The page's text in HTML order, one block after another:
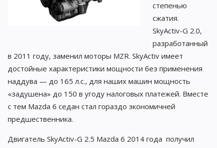
степенью
сжатия.
SkyActiv-G 2.0,
разработанный
в 2011 году, заменил моторы MZR. SkyActiv имеет
достойные характеристики мощности без применения
наддува — до 165 л.с., для наших машин мощность
«задушена» до 150 в угоду налоговых платежей. Вместе
с тем Mazda 6 седан стал гораздо экономичней
предшественника.
Двигатель SkyActiv-G 2.5 Mazda 6 2014 года получил